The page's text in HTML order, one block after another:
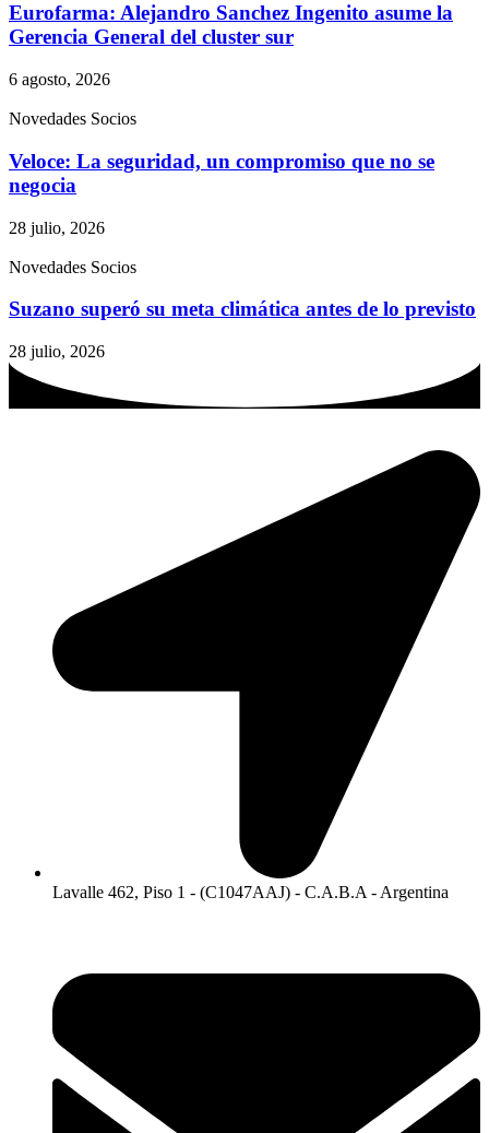
Eurofarma: Alejandro Sanchez Ingenito asume la
Gerencia General del cluster sur
6 agosto, 2026
Novedades Socios
Veloce: La seguridad, un compromiso que no se
negocia
28 julio, 2026
Novedades Socios
Suzano superó su meta climática antes de lo previsto
28 julio, 2026
Lavalle 462, Piso 1 - (C1047AAJ) - C.A.B.A - Argentina